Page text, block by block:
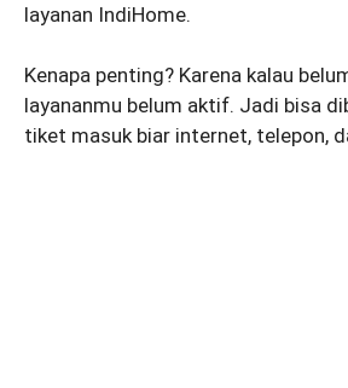
layanan IndiHome.
Kenapa penting? Karena kalau
layananmu belum aktif. Jadi bisa
tiket masuk biar internet, telepon,